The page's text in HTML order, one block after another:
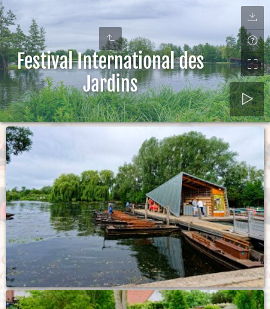
Festival International des
Jardins